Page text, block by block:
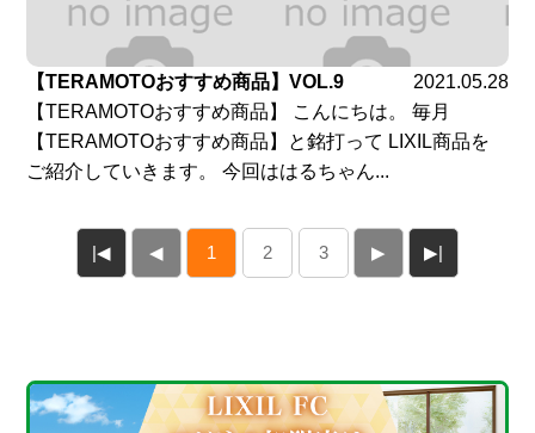
【TERAMOTOおすすめ商品】VOL.9
2021.05.28
【TERAMOTOおすすめ商品】 こんにちは。 毎月
【TERAMOTOおすすめ商品】と銘打って LIXIL商品を
ご紹介していきます。 今回ははるちゃん...
|◀ ◀ 1 2 3 ▶ ▶|